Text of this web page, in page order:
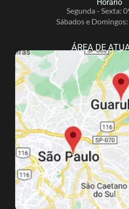
Horário
Segunda - Sexta:
Sábados e
ÁREA DE